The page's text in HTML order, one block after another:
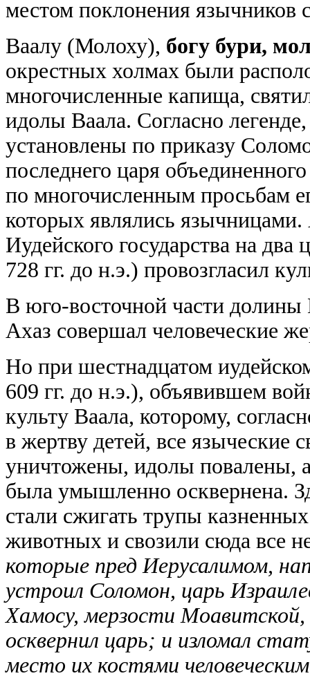
местом поклонения язычников
Ваалу (Молоху), богу бури,
окрестных холмах были
многочисленные капища,
идолы Ваала. Согласно
установлены по приказу
последнего царя
по многочисленным просьбам
которых являлись
Иудейского государства на
728 гг. до н.э.) провозгласил
В юго-восточной части
Ахаз совершал человеческие
Но при шестнадцатом
609 гг. до н.э.), объявившем
культу Ваала, которому,
в жертву детей, все языческие
уничтожены, идолы повалены,
была умышленно осквернена.
стали сжигать трупы
животных и свозили сюда все
которые пред Иерусалимом,
устроил Соломон, царь
Хамосу, мерзости
осквернил царь; и изломал
место их костями